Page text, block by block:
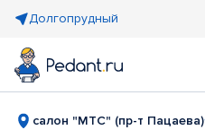
Долгопрудный
салон "МТС" (пр-т Пацаева)